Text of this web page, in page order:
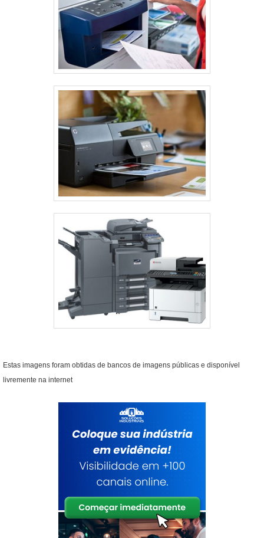
Papel mate: ótimo para documentos que exigem uma
aparência mais profissional.
Papel reciclado: uma opção sustentável que não
Papel para apresentação: recomendado para gráficos
e apresentações.
Escolher entre papel mate ou brilhante depende do
efeito que você deseja nas impressões. Além disso,
testar diferentes gramaturas pode ser útil. Papéis mais
grossos, por exemplo, podem oferecer resultados
superiores em impressões de alta qualidade.
É importante usar a impressora regularmente, já que
períodos longos sem uso podem resultar em bicos
entupidos ou tinta seca. Manter a impressora limpa e
verificar os níveis de tinta ajuda a evitar problemas e
garante um desempenho consistente. Ao monitorar os
níveis de tinta e substituir cartuchos ou recarregar
tanques pontualmente, você protege a impressora e
mantém a qualidade das impressões.
O desempenho de uma impressora colorida com
crucial para garantir a eficiência e a qualidade das
impressões. Essa seção examina como essas
impressoras se comportam em ambientes onde o
volume de impressão é significativo e como podem
ser otimizadas para atender a essas necessidades.
IMPRESSÃO EM VOLUME ELEVADO
Imprimir grandes quantidades sem perder a qualidade
é uma das principais vantagens das impressoras com
Estas imagens foram obtidas de bancos de imagens públicas e disponível
livremente na internet